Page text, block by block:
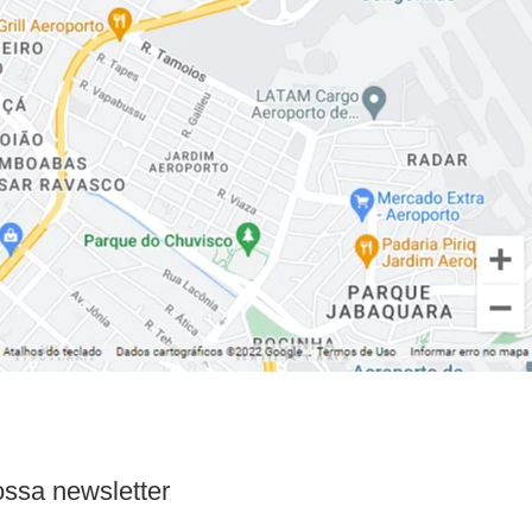
newsletter